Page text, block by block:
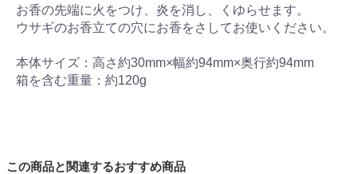
お香の先端に火をつけ、炎を消し、くゆらせます。
ウサギのお香立ての穴にお香をさしてお使いください。
本体サイズ：高さ約30mm×幅約94mm×奥行約94mm
箱を含む重量：約120g
この商品と関連するおすすめ商品